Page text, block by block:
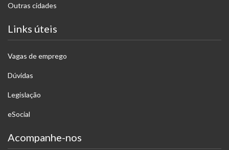
Outras cidades
Links úteis
Vagas de emprego
Dúvidas
Legislação
eSocial
Acompanhe-nos